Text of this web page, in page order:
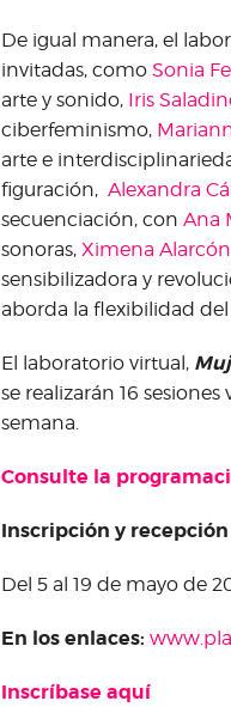
De igual manera, el
invitadas, como Sonia
arte y sonido, Iris
ciberfeminismo,
arte e
figuración, Alexandra
secuenciación, con Ana
sonoras, Ximena Alarcón
sensibilizadora y
aborda la flexibilidad
El laboratorio virtual,
se realizarán 16
semana.
Consulte la
Inscripción​ ​y​
Del 5 al 19 de mayo de
En los enlaces:
Inscríbase aquí